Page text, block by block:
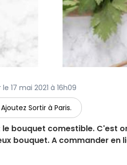
le 17 mai 2021 à 16h09
Sortir à Paris.
le bouquet comestible. C'est
bouquet. A commander en